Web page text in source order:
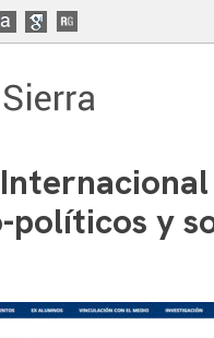
políticos y